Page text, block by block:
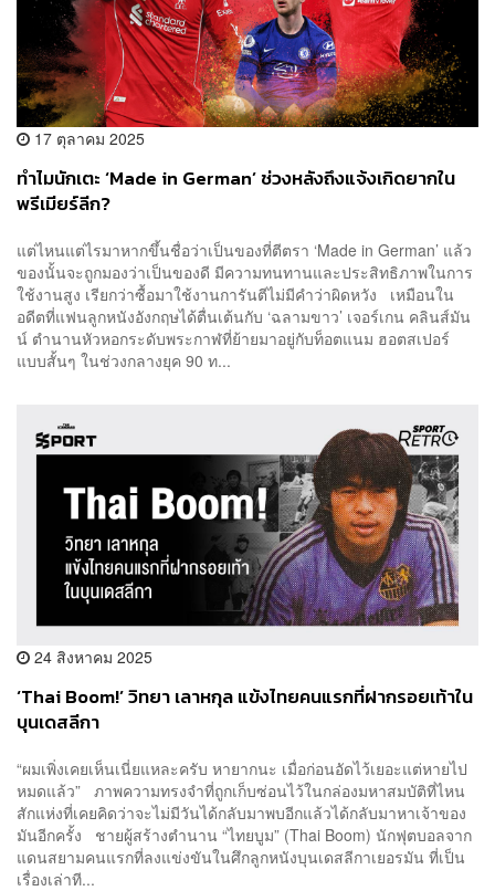
17 ตุลาคม 2025
ทำไมนักเตะ ‘Made in German’ ช่วงหลังถึงแจ้งเกิดยากใน
พรีเมียร์ลีก?
แต่ไหนแต่ไรมาหากขึ้นชื่อว่าเป็นของที่ตีตรา ‘Made in German’ แล้ว
ของนั้นจะถูกมองว่าเป็นของดี มีความทนทานและประสิทธิภาพในการ
ใช้งานสูง เรียกว่าซื้อมาใช้งานการันตีไม่มีคำว่าผิดหวัง เหมือนใน
อดีตที่แฟนลูกหนังอังกฤษได้ตื่นเต้นกับ ‘ฉลามขาว’ เจอร์เกน คลินส์มัน
น์​ ตำนานหัวหอกระดับพระกาฬที่ย้ายมาอยู่กับท็อตแนม ฮอตสเปอร์
แบบสั้นๆ ในช่วงกลางยุค 90 ท...
24 สิงหาคม 2025
‘Thai Boom!’ วิทยา เลาหกุล แข้งไทยคนแรกที่ฝากรอยเท้าใน
บุนเดสลีกา
“ผมเพิ่งเคยเห็นเนี่ยแหละครับ หายากนะ เมื่อก่อนอัดไว้เยอะแต่หายไป
หมดแล้ว” ภาพความทรงจำที่ถูกเก็บซ่อนไว้ในกล่องมหาสมบัติที่ไหน
สักแห่งที่เคยคิดว่าจะไม่มีวันได้กลับมาพบอีกแล้วได้กลับมาหาเจ้าของ
มันอีกครั้ง ชายผู้สร้างตำนาน “ไทยบูม” (Thai Boom) นักฟุตบอลจาก
แดนสยามคนแรกที่ลงแข่งขันในศึกลูกหนังบุนเดสลีกาเยอรมัน ที่เป็น
เรื่องเล่าที...